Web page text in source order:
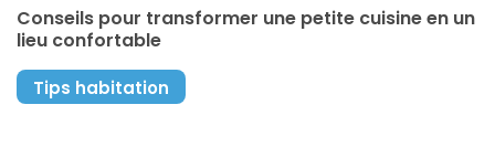
Conseils pour transformer une petite cuisine en un
lieu confortable
Tips habitation